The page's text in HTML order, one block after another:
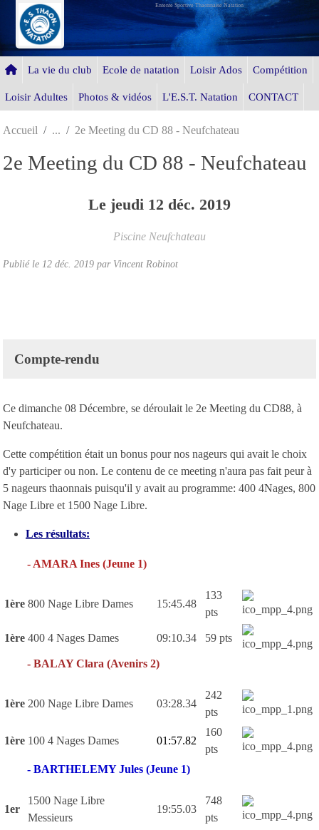
Entente Sportive Thaonnaise Natation
La vie du club Ecole de natation Loisir Ados Compétition
Loisir Adultes Photos & vidéos L'E.S.T. Natation CONTACT
Accueil 2e Meeting du CD 88 - Neufchateau
2e Meeting du CD 88 - Neufchateau
Le jeudi 12 déc. 2019
Piscine Neufchateau
Publié le 12 déc. 2019 par Vincent Robinot
Compte-rendu
Ce dimanche 08 Décembre, se déroulait le 2e Meeting du CD88, à
Neufchateau.
Cette compétition était un bonus pour nos nageurs qui avait le choix
d'y participer ou non. Le contenu de ce meeting n'aura pas fait peur à
5 nageurs thaonnais puisqu'il y avait au programme: 400 4Nages, 800
Nage Libre et 1500 Nage Libre.
Les résultats:
- AMARA Ines (Jeune 1)
1ère 800 Nage Libre Dames 15:45.48
133
pts
1ère 400 4 Nages Dames 09:10.34 59 pts
- BALAY Clara (Avenirs 2)
1ère 200 Nage Libre Dames 03:28.34
242
pts
1ère 100 4 Nages Dames 01:57.82
160
pts
- BARTHELEMY Jules (Jeune 1)
1er
1500 Nage Libre
Messieurs
19:55.03
748
pts
Panneau de gestion des cookies